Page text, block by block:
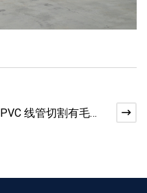
PVC 线管切割有毛